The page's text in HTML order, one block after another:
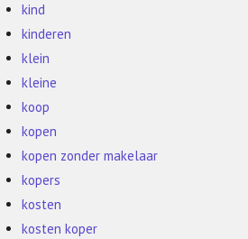
kind
kinderen
klein
kleine
koop
kopen
kopen zonder makelaar
kopers
kosten
kosten koper